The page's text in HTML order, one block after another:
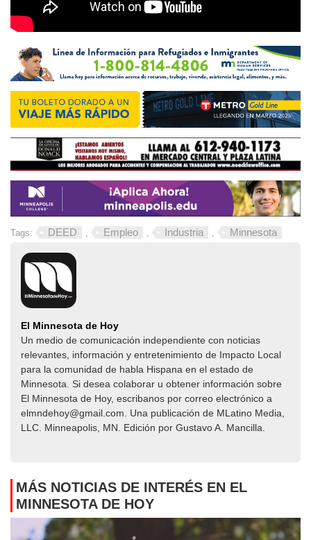
Tags: DEED , Empleo , Industria , Minnesota
El Minnesota de Hoy
Un medio de comunicación independiente con noticias
relevantes, información y entretenimiento de Impacto Local​​
para la comunidad de habla Hispana en el estado de
Minnesota. Si desea colaborar u obtener información sobre
El Minnesota de Hoy, escribanos por correo electrónico a
elmndehoy@gmail.com. Una publicación de MLatino Media,
LLC. Minneapolis, MN. Edición por Gustavo A. Mancilla.
MÁS NOTICIAS DE INTERÉS EN EL
MINNESOTA DE HOY